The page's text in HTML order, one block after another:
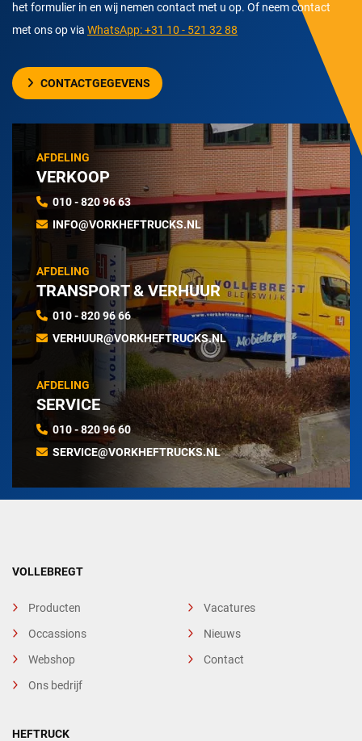
het formulier in en wij nemen contact met u op. Of neem contact
met ons op via WhatsApp: +31 10 - 521 32 88
CONTACTGEGEVENS
AFDELING
VERKOOP
010 - 820 96 63
INFO@VORKHEFTRUCKS.NL
AFDELING
TRANSPORT & VERHUUR
010 - 820 96 66
VERHUUR@VORKHEFTRUCKS.NL
AFDELING
SERVICE
010 - 820 96 60
SERVICE@VORKHEFTRUCKS.NL
VOLLEBREGT
Producten
Occassions
Webshop
Ons bedrijf
Vacatures
Nieuws
Contact
HEFTRUCK